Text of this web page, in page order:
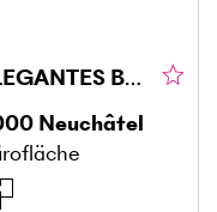
ELEGANTES BÜRO IN HISTORISCHER VILLA
Neuchâtel